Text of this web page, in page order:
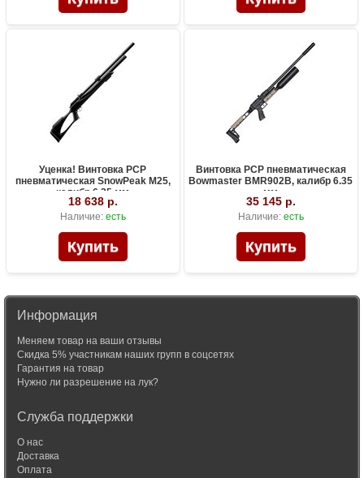
Уценка! Винтовка PCP
пневматическая SnowPeak M25,
калибр 6.35 мм
18 638 р.
Наличие: есть
Винтовка PCP пневматическая
Bowmaster BMR902B, калибр 6.35
мм
35 145 р.
Наличие: есть
Информация
Меняем товар на ваши отзывы
Скидка 5% участникам наших групп в соцсетях
Гарантия на товар
Нужно ли разрешение на лук?
Служба поддержки
О нас
Доставка
Оплата